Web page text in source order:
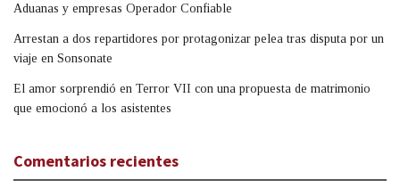
Aduanas y empresas Operador Confiable
Arrestan a dos repartidores por protagonizar pelea tras disputa por un
viaje en Sonsonate
El amor sorprendió en Terror VII con una propuesta de matrimonio
que emocionó a los asistentes
Comentarios recientes